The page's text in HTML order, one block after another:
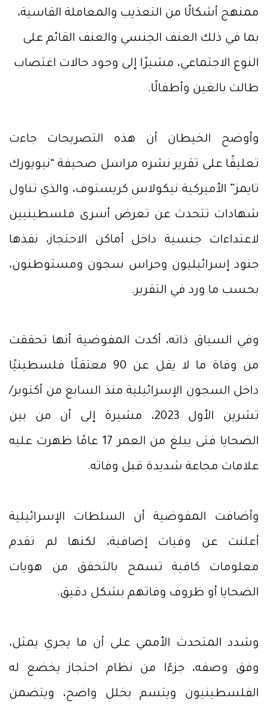
ممنهج أشكالًا من التعذيب والمعاملة القاسية،
بما في ذلك العنف الجنسي والعنف القائم على
النوع الاجتماعي، مشيرًا إلى وجود حالات اغتصاب
طالت بالغين وأطفالًا.
وأوضح الخيطان أن هذه التصريحات جاءت
تعليقًا على تقرير نشره مراسل صحيفة “نيويورك
تايمز” الأميركية نيكولاس كريستوف، والذي تناول
شهادات تتحدث عن تعرض أسرى فلسطينيين
لاعتداءات جنسية داخل أماكن الاحتجاز، نفذها
جنود إسرائيليون وحراس سجون ومستوطنون،
بحسب ما ورد في التقرير.
وفي السياق ذاته، أكدت المفوضية أنها تحققت
من وفاة ما لا يقل عن 90 معتقلًا فلسطينيًا
داخل السجون الإسرائيلية منذ السابع من أكتوبر/
تشرين الأول 2023، مشيرة إلى أن من بين
الضحايا فتى يبلغ من العمر 17 عامًا ظهرت عليه
علامات مجاعة شديدة قبل وفاته.
وأضافت المفوضية أن السلطات الإسرائيلية
أعلنت عن وفيات إضافية، لكنها لم تقدم
معلومات كافية تسمح بالتحقق من هويات
الضحايا أو ظروف وفاتهم بشكل دقيق.
وشدد المتحدث الأممي على أن ما يجري يمثل،
وفق وصفه، جزءًا من نظام احتجاز يخضع له
الفلسطينيون ويتسم بخلل واضح، ويتضمن